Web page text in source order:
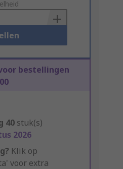
bestellingen
40 stuk(s)
2026
Klik op
voor extra